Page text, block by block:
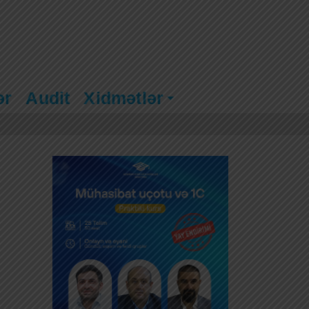
Audit Xidmətlər